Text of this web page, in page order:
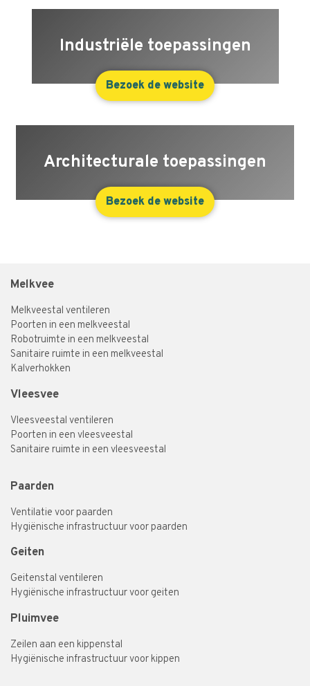
Industriële toepassingen
Bezoek de website
Architecturale toepassingen
Bezoek de website
Melkvee
Melkveestal ventileren
Poorten in een melkveestal
Robotruimte in een melkveestal
Sanitaire ruimte in een melkveestal
Kalverhokken
Vleesvee
Vleesveestal ventileren
Poorten in een vleesveestal
Sanitaire ruimte in een vleesveestal
Paarden
Ventilatie voor paarden
Hygiënische infrastructuur voor paarden
Geiten
Geitenstal ventileren
Hygiënische infrastructuur voor geiten
Pluimvee
Zeilen aan een kippenstal
Hygiënische infrastructuur voor kippen